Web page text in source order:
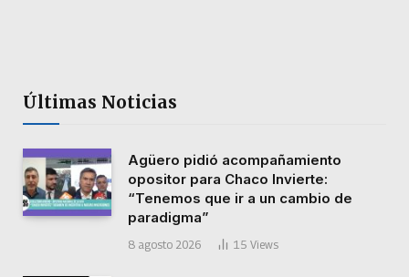
Últimas Noticias
Agüero pidió acompañamiento
opositor para Chaco Invierte:
“Tenemos que ir a un cambio de
paradigma”
8 agosto 2026 15 Views